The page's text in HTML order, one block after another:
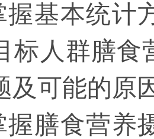
握基本统计
标人群膳食
及可能的原
握膳食营养